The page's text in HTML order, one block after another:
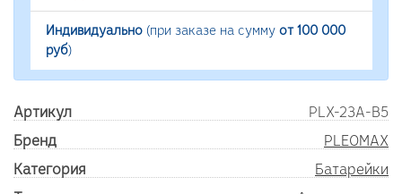
Индивидуально (при заказе на сумму от 100 000
руб)
Артикул
PLX-23A-B5
Бренд
PLEOMAX
Категория
Батарейки